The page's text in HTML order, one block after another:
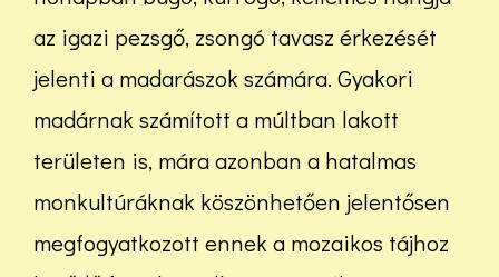
az igazi pezsgő, zsongó tavasz érkezését
jelenti a madarászok számára. Gyakori
madárnak számított a múltban lakott
területen is, mára azonban a hatalmas
monkultúráknak köszönhetően jelentősen
megfogyatkozott ennek a mozaikos tájhoz